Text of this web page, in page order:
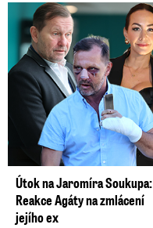
Útok na Jaromíra Soukupa:
Reakce Agáty na zmlácení
jejího ex